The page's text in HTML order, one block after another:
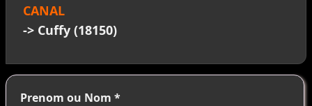
CANAL
-> Cuffy (18150)
Prenom ou Nom *